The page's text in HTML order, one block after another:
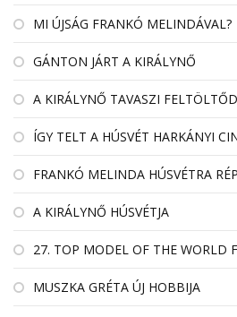
MI ÚJSÁG FRANKÓ MELINDÁVAL?
GÁNTON JÁRT A KIRÁLYNŐ
A KIRÁLYNŐ TAVASZI
ÍGY TELT A HÚSVÉT HARKÁNYI
FRANKÓ MELINDA HÚSVÉTRA
A KIRÁLYNŐ HÚSVÉTJA
27. TOP MODEL OF THE WORLD
MUSZKA GRÉTA ÚJ HOBBIJA